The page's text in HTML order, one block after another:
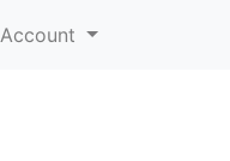
Account